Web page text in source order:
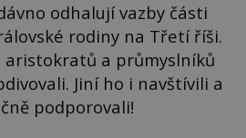
odhalují vazby části
rodiny na Třetí říši.
aristokratů a průmyslníků
Jiní ho i navštívili a
podporovali!